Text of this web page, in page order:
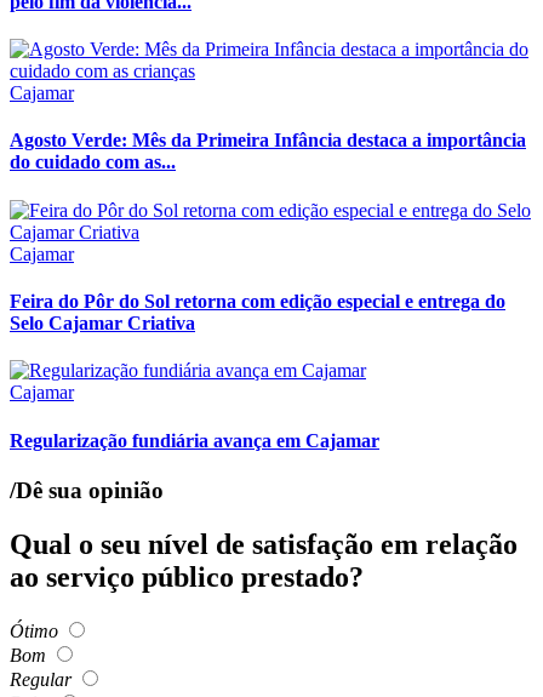
Cajamar
Agosto Verde: Mês da Primeira Infância destaca a importância
do cuidado com as...
Cajamar
Feira do Pôr do Sol retorna com edição especial e entrega do
Selo Cajamar Criativa
Cajamar
Regularização fundiária avança em Cajamar
/Dê sua opinião
Qual o seu nível de satisfação em relação
ao serviço público prestado?
Ótimo
Bom
Regular